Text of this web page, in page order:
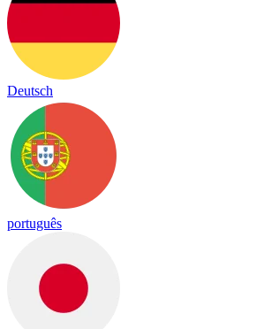
Deutsch
português